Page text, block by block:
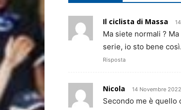
Il ciclista di Massa
Ma siete normali ?
serie, io sto bene così.
Risposta
Nicola 14 Novembre
Secondo me è quello